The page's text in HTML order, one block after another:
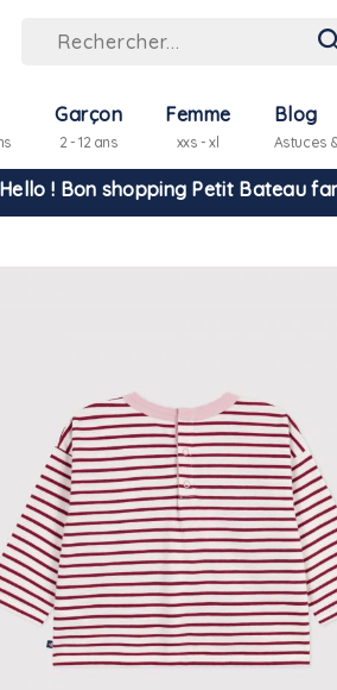
Garçon
2 - 12 ans
Femme
xxs - xl
Blog
Astuces
Hello ! Bon shopping Petit Bateau
livraison est assurée partout en
tout paiement par carte bancaire